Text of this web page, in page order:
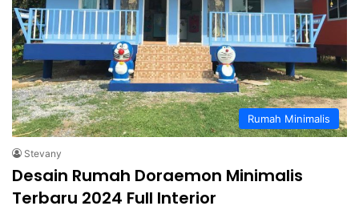
Rumah Minimalis
Stevany
Desain Rumah Doraemon Minimalis
Terbaru 2024 Full Interior